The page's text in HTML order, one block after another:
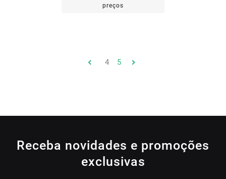
preços
4 5
Receba novidades e promoções
exclusivas